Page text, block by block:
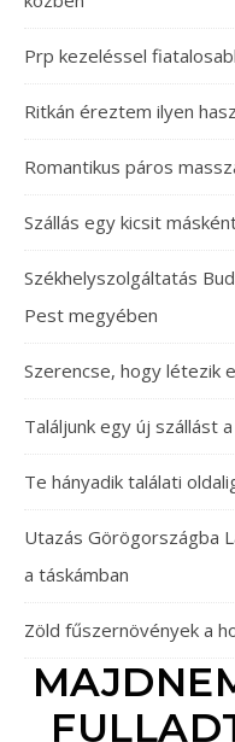
Prp kezeléssel
Ritkán éreztem ilyen
Romantikus páros
Szállás egy kicsit
Székhelyszolgáltatás
Pest megyében
Szerencse, hogy létezik
Találjunk egy új szállást
Te hányadik találati
Utazás Görögországba
a táskámban
Zöld fűszernövények a